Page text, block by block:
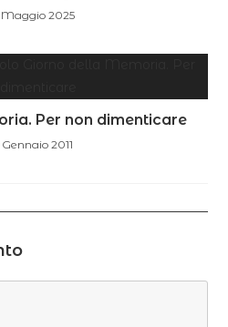
2025
Per non dimenticare
2011